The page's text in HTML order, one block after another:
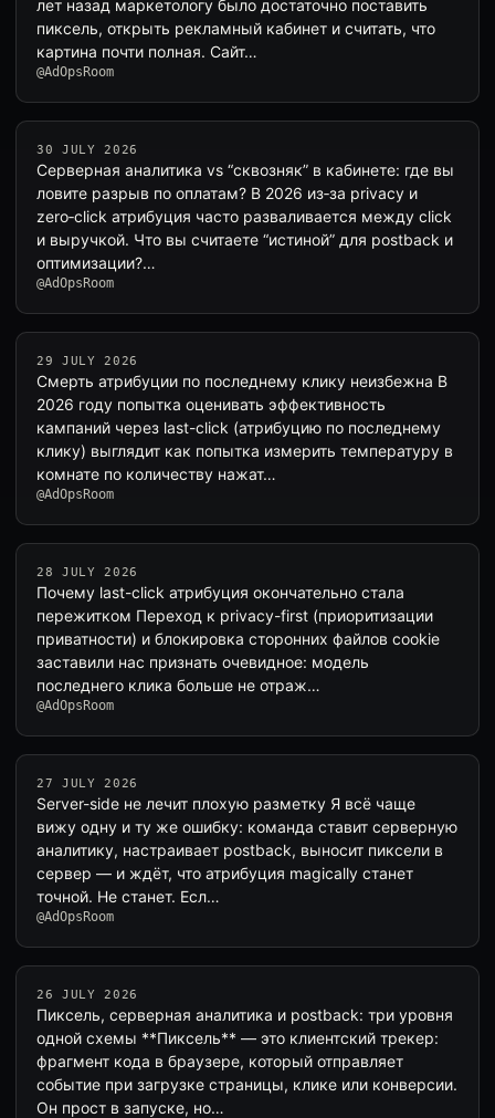
лет назад маркетологу было достаточно поставить
пиксель, открыть рекламный кабинет и считать, что
картина почти полная. Сайт…
@AdOpsRoom
30 JULY 2026
Серверная аналитика vs “сквозняк” в кабинете: где вы
ловите разрыв по оплатам? В 2026 из‑за privacy и
zero‑click атрибуция часто разваливается между click
и выручкой. Что вы считаете “истиной” для postback и
оптимизации?…
@AdOpsRoom
29 JULY 2026
Смерть атрибуции по последнему клику неизбежна В
2026 году попытка оценивать эффективность
кампаний через last-click (атрибуцию по последнему
клику) выглядит как попытка измерить температуру в
комнате по количеству нажат…
@AdOpsRoom
28 JULY 2026
Почему last-click атрибуция окончательно стала
пережитком Переход к privacy-first (приоритизации
приватности) и блокировка сторонних файлов cookie
заставили нас признать очевидное: модель
последнего клика больше не отраж…
@AdOpsRoom
27 JULY 2026
Server-side не лечит плохую разметку Я всё чаще
вижу одну и ту же ошибку: команда ставит серверную
аналитику, настраивает postback, выносит пиксели в
сервер — и ждёт, что атрибуция magically станет
точной. Не станет. Есл…
@AdOpsRoom
26 JULY 2026
Пиксель, серверная аналитика и postback: три уровня
одной схемы **Пиксель** — это клиентский трекер:
фрагмент кода в браузере, который отправляет
событие при загрузке страницы, клике или конверсии.
Он прост в запуске, но…